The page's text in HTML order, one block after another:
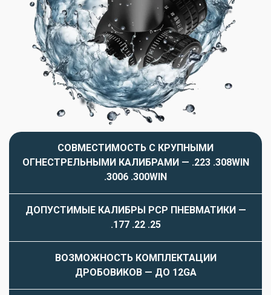
СОВМЕСТИМОСТЬ С КРУПНЫМИ
ОГНЕСТРЕЛЬНЫМИ КАЛИБРАМИ — .223 .308WIN
.3006 .300WIN
ДОПУСТИМЫЕ КАЛИБРЫ PCP ПНЕВМАТИКИ —
.177 .22 .25
ВОЗМОЖНОСТЬ КОМПЛЕКТАЦИИ
ДРОБОВИКОВ — ДО 12GA